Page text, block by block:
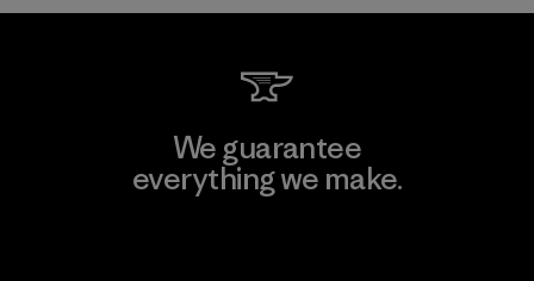
We guarantee
everything we make.